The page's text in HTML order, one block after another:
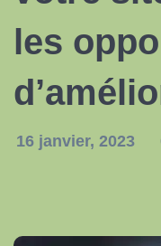
les
16 janvier, 2023